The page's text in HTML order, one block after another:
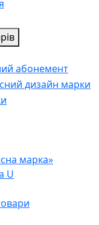
абонемент
дизайн марки
марка»
U